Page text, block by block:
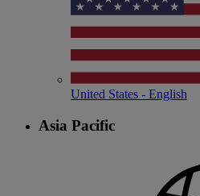
United States - English
Asia Pacific